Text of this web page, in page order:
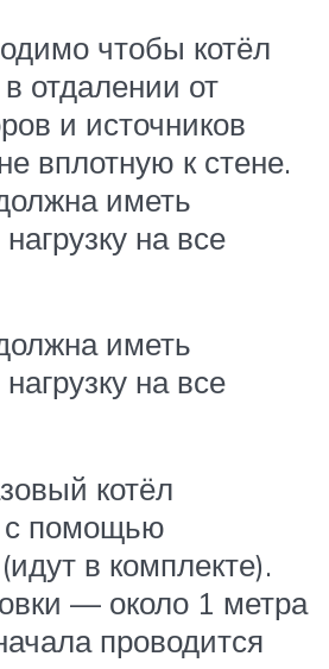
чтобы котёл
отдалении от
и источников
вплотную к стене.
иметь
на все
иметь
на все
котёл
с помощью
в комплекте).
— около 1 метра
проводится